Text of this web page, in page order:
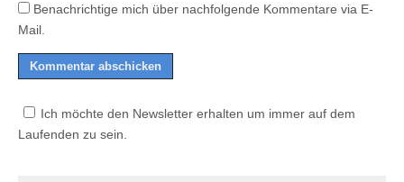
Benachrichtige mich über nachfolgende Kommentare via E-
Mail.
Ich möchte den Newsletter erhalten um immer auf dem
Laufenden zu sein.